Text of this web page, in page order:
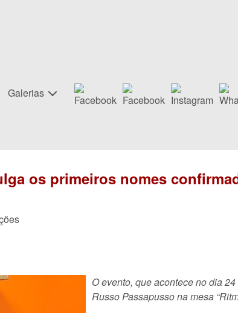
Galerias
os primeiros nomes
O evento, que acontece no dia
Russo Passapusso na mesa